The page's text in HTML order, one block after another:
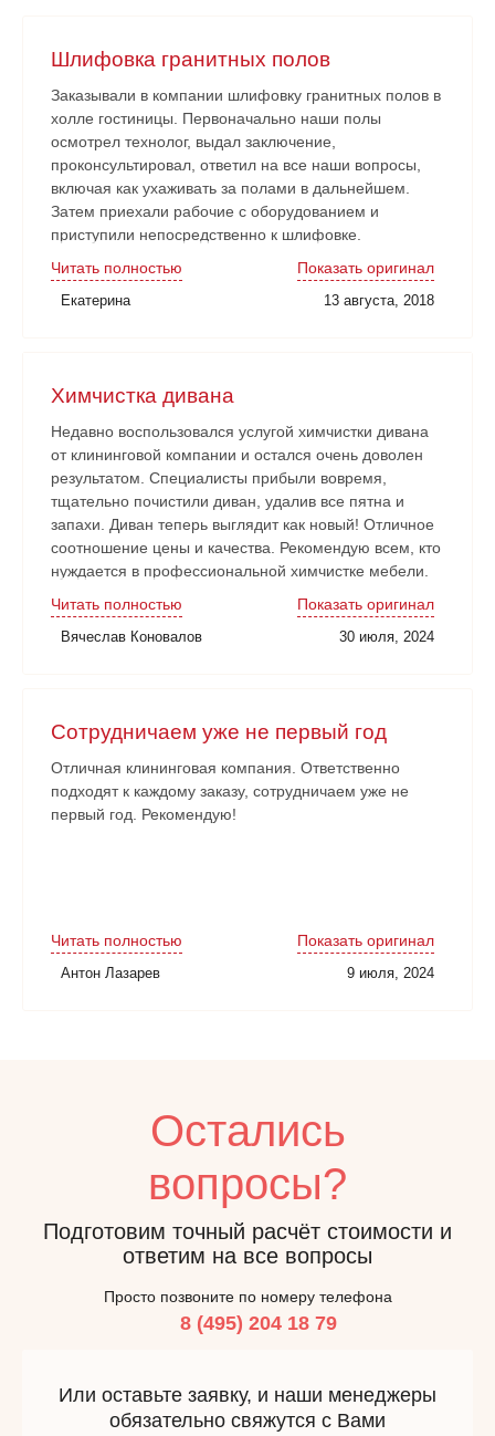
Шлифовка гранитных полов
Заказывали в компании шлифовку гранитных полов в
холле гостиницы. Первоначально наши полы
осмотрел технолог, выдал заключение,
проконсультировал, ответил на все наши вопросы,
включая как ухаживать за полами в дальнейшем.
Затем приехали рабочие с оборудованием и
приступили непосредственно к шлифовке.
наши замечания и пожелания учитывали. Работа
сдана в срок. Очень довольны!
Читать полностью Показать оригинал
Екатерина 13 августа, 2018
Химчистка дивана
Недавно воспользовался услугой химчистки дивана
от клининговой компании и остался очень доволен
результатом. Специалисты прибыли вовремя,
тщательно почистили диван, удалив все пятна и
запахи. Диван теперь выглядит как новый! Отличное
соотношение цены и качества. Рекомендую всем, кто
нуждается в профессиональной химчистке мебели.
Читать полностью
Показать оригинал
Вячеслав Коновалов 30 июля, 2024
Сотрудничаем уже не первый год
Отличная клининговая компания. Ответственно
подходят к каждому заказу, сотрудничаем уже не
первый год. Рекомендую!
Читать полностью Показать оригинал
Антон Лазарев 9 июля, 2024
Остались
вопросы?
Подготовим точный расчёт стоимости и
ответим на все вопросы
Просто позвоните по номеру телефона
8 (495) 204 18 79
Или оставьте заявку, и наши менеджеры
обязательно свяжутся с Вами